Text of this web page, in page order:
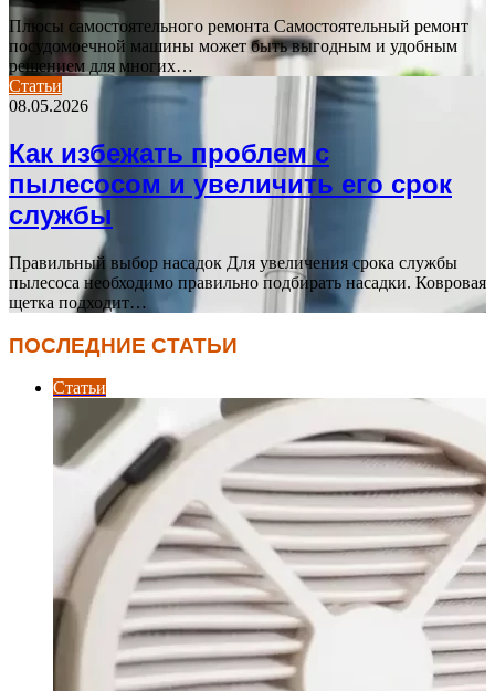
Плюсы самостоятельного ремонта Самостоятельный ремонт
посудомоечной машины может быть выгодным и удобным
решением для многих…
Статьи
08.05.2026
Как избежать проблем с
пылесосом и увеличить его срок
службы
Правильный выбор насадок Для увеличения срока службы
пылесоса необходимо правильно подбирать насадки. Ковровая
щетка подходит…
ПОСЛЕДНИЕ СТАТЬИ
Статьи